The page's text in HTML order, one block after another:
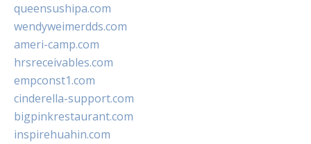
queensushipa.com
wendyweimerdds.com
ameri-camp.com
hrsreceivables.com
empconst1.com
cinderella-support.com
bigpinkrestaurant.com
inspirehuahin.com